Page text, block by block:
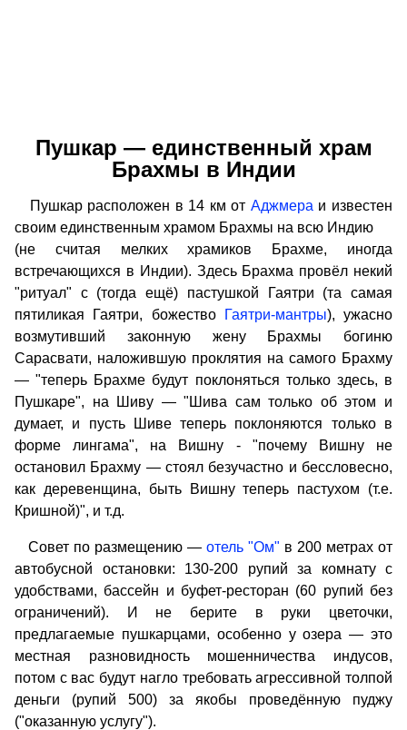
Пушкар — единственный храм
Брахмы в Индии
Пушкар расположен в 14 км от Аджмера и известен
своим единственным храмом Брахмы на всю Индию
(не считая мелких храмиков Брахме, иногда
встречающихся в Индии). Здесь Брахма провёл некий
"ритуал" с (тогда ещё) пастушкой Гаятри (та самая
пятиликая Гаятри, божество
Гаятри-мантры), ужасно
возмутивший законную жену Брахмы богиню
Сарасвати, наложившую проклятия на самого Брахму
— "теперь Брахме будут поклоняться только здесь, в
Пушкаре", на Шиву — "Шива сам только об этом и
думает, и пусть Шиве теперь поклоняются только в
форме лингама", на Вишну - "почему Вишну не
остановил Брахму — стоял безучастно и бессловесно,
как деревенщина, быть Вишну теперь пастухом (т.е.
Кришной)", и т.д.
Совет по размещению — отель "Ом" в 200 метрах от
автобусной остановки: 130-200 рупий за комнату с
удобствами, бассейн и буфет-ресторан (60 рупий без
ограничений). И не берите в руки цветочки,
предлагаемые пушкарцами, особенно у озера — это
местная разновидность мошенничества индусов,
потом с вас будут нагло требовать агрессивной толпой
деньги (рупий 500) за якобы проведённую пуджу
("оказанную услугу").